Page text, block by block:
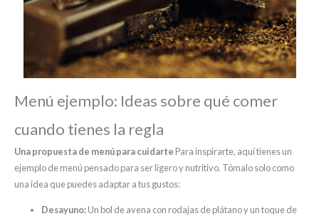
Menú ejemplo: Ideas sobre qué comer
cuando tienes la regla
Una propuesta de menú para cuidarte Para inspirarte, aquí tienes un
ejemplo de menú pensado para ser ligero y nutritivo. Tómalo solo como
una idea que puedes adaptar a tus gustos:
Desayuno:Un bol de avena con rodajas de plátano y un toque de